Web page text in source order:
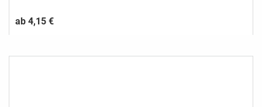
ab 4,15 €